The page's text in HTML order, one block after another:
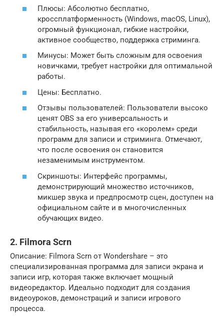
Плюсы: Абсолютно бесплатно,
кроссплатформенность (Windows, macOS, Linux),
огромный функционал, гибкие настройки,
активное сообщество, поддержка стриминга.
Минусы: Может быть сложным для освоения
новичками, требует настройки для оптимальной
работы.
Цены: Бесплатно.
Отзывы пользователей: Пользователи высоко
ценят OBS за его универсальность и
стабильность, называя его «королем» среди
программ для записи и стриминга. Отмечают,
что после освоения он становится
незаменимым инструментом.
Скриншоты: Интерфейс программы,
демонстрирующий множество источников,
микшер звука и предпросмотр сцен, доступен на
официальном сайте и в многочисленных
обучающих видео.
2. Filmora Scrn
Описание: Filmora Scrn от Wondershare – это
специализированная программа для записи экрана и
записи игр, которая также включает мощный
видеоредактор. Идеально подходит для создания
видеоуроков, демонстраций и записи игрового
процесса.